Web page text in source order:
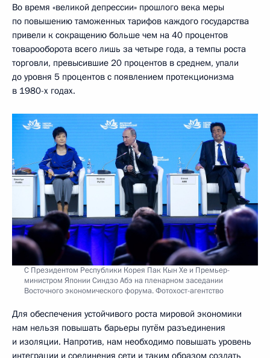
Во время «великой депрессии» прошлого века меры
по повышению таможенных тарифов каждого государства
привели к сокращению больше чем на 40 процентов
товарооборота всего лишь за четыре года, а темпы роста
торговли, превысившие 20 процентов в среднем, упали
до уровня 5 процентов с появлением протекционизма
в 1980-х годах.
С Президентом Республики Корея Пак Кын Хе и Премьер-
министром Японии Синдзо Абэ на пленарном заседании
Восточного экономического форума. Фотохост-агентство
Для обеспечения устойчивого роста мировой экономики
нам нельзя повышать барьеры путём разъединения
и изоляции. Напротив, нам необходимо повышать уровень